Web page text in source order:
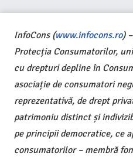
InfoCons (www.infocons.ro)
Protecția Consumatorilor,
cu drepturi depline în
asociație de consumatori
reprezentativă, de drept
patrimoniu distinct și
pe principii democratice, ce
consumatorilor – membră